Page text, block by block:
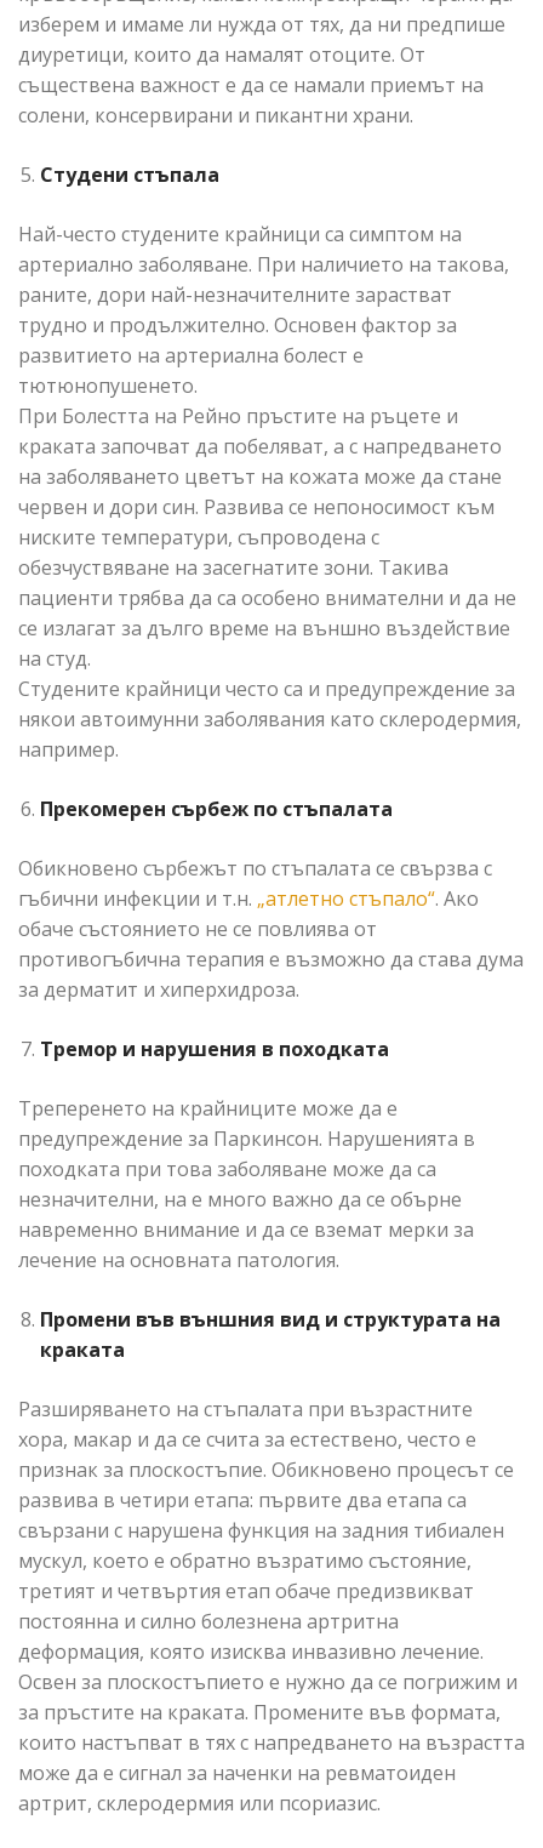
изберем и имаме ли нужда от тях, да ни предпише
диуретици, които да намалят отоците. От
съществена важност е да се намали приемът на
солени, консервирани и пикантни храни.
Студени стъпала
Най-често студените крайници са симптом на
артериално заболяване. При наличието на такова,
раните, дори най-незначителните зарастват
трудно и продължително. Основен фактор за
развитието на артериална болест е
тютюнопушенето.
При Болестта на Рейно пръстите на ръцете и
краката започват да побеляват, а с напредването
на заболяването цветът на кожата може да стане
червен и дори син. Развива се непоносимост към
ниските температури, съпроводена с
обезчуствяване на засегнатите зони. Такива
пациенти трябва да са особено внимателни и да не
се излагат за дълго време на външно въздействие
на студ.
Студените крайници често са и предупреждение за
някои автоимунни заболявания като склеродермия,
например.
Прекомерен сърбеж по стъпалата
Обикновено сърбежът по стъпалата се свързва с
гъбични инфекции и т.н. „атлетно стъпало“. Ако
обаче състоянието не се повлиява от
противогъбична терапия е възможно да става дума
за дерматит и хиперхидроза.
Тремор и нарушения в походката
Треперенето на крайниците може да е
предупреждение за Паркинсон. Нарушенията в
походката при това заболяване може да са
незначителни, на е много важно да се обърне
навременно внимание и да се вземат мерки за
лечение на основната патология.
Промени във външния вид и структурата на
краката
Разширяването на стъпалата при възрастните
хора, макар и да се счита за естествено, често е
признак за плоскостъпие. Обикновено процесът се
развива в четири етапа: първите два етапа са
свързани с нарушена функция на задния тибиален
мускул, което е обратно възратимо състояние,
третият и четвъртия етап обаче предизвикват
постоянна и силно болезнена артритна
деформация, която изисква инвазивно лечение.
Освен за плоскостъпието е нужно да се погрижим и
за пръстите на краката. Промените във формата,
които настъпват в тях с напредването на възрастта
може да е сигнал за наченки на ревматоиден
артрит, склеродермия или псориазис.